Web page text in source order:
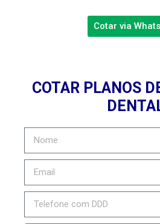
Cotar via
COTAR PLANOS